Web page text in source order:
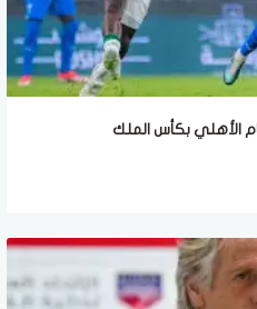
الأهلي بكأس الملك